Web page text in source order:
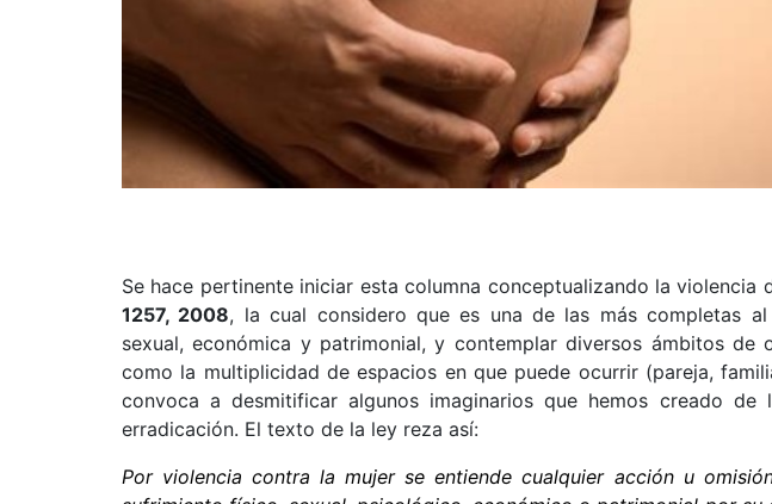
Se hace pertinente iniciar esta columna conceptualizando la violencia
1257, 2008, la cual considero que es una de las más completas
sexual, económica y patrimonial, y contemplar diversos ámbitos de
como la multiplicidad de espacios en que puede ocurrir (pareja,
convoca a desmitificar algunos imaginarios que hemos creado
erradicación. El texto de la ley reza así:
Por violencia contra la mujer se entiende cualquier acción u